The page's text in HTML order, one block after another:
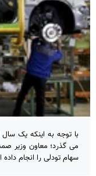
با توجه به اینکه یک
می گذرد؛ معاون وزیر
سهام تودلی را انجام